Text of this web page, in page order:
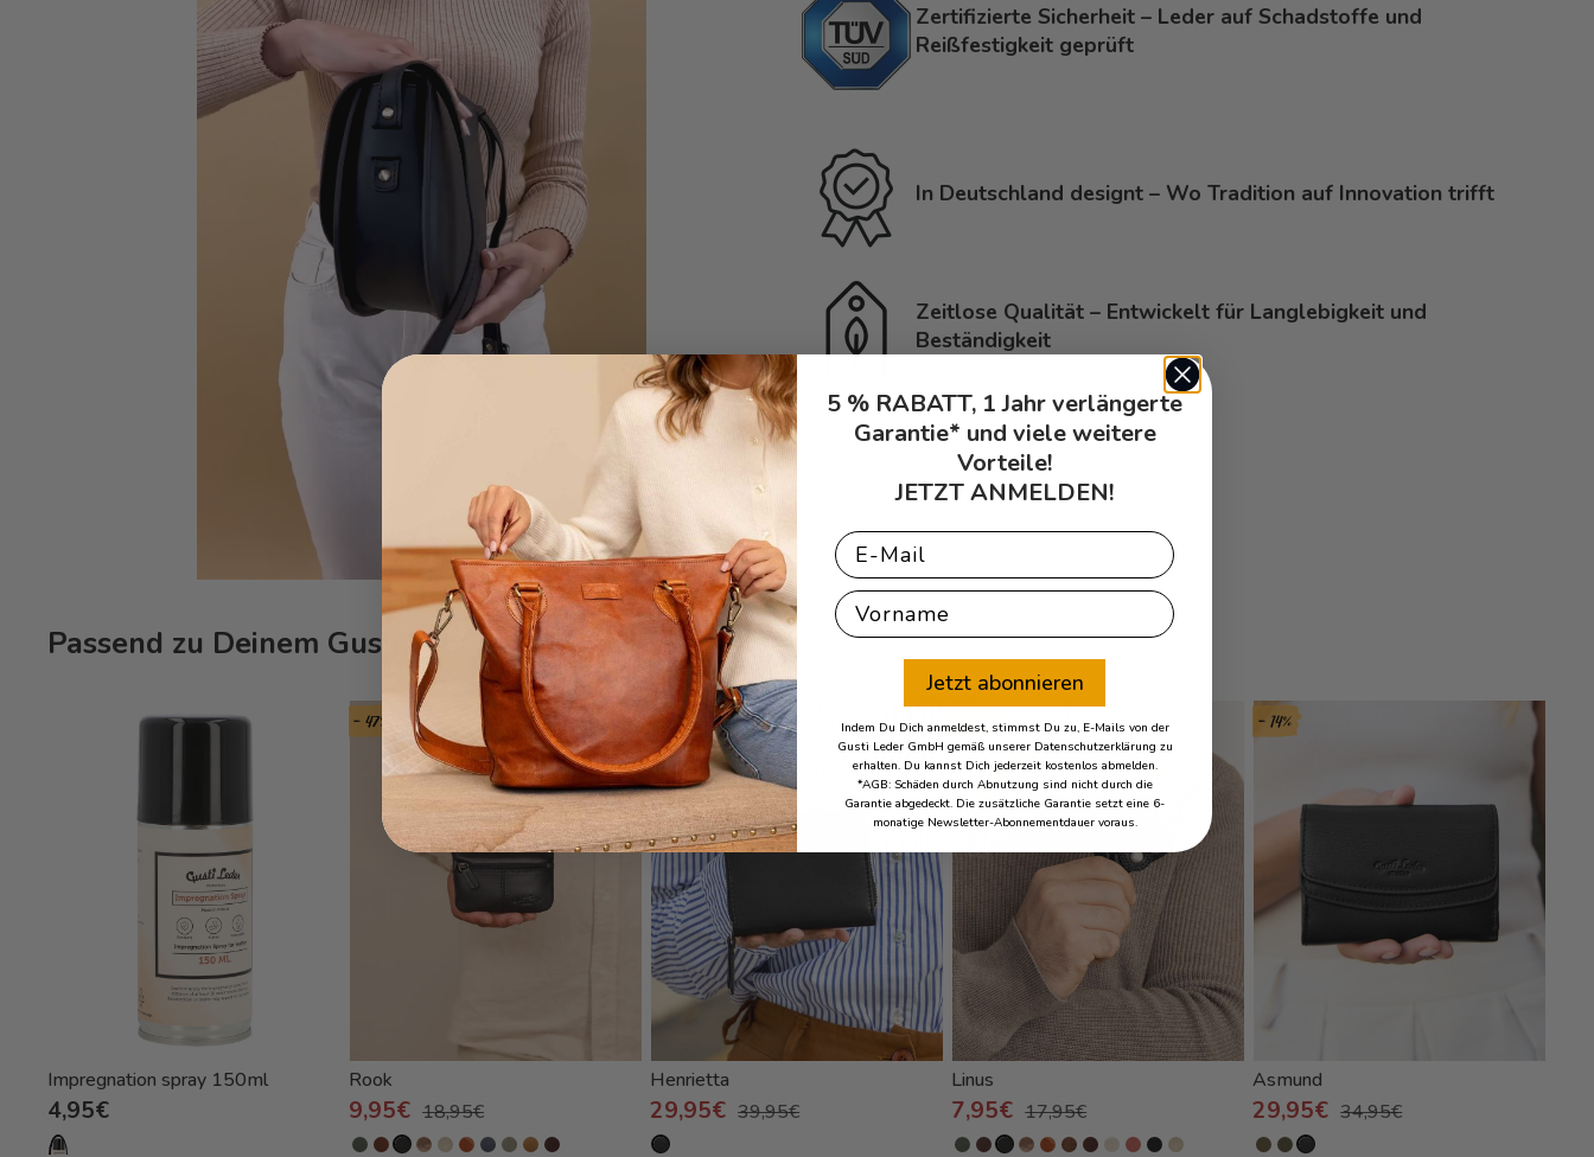
Zertifizierte Sicherheit – Leder auf Schadstoffe und
Reißfestigkeit geprüft
In Deutschland designt – Wo Tradition auf Innovation trifft
Zeitlose Qualität – Entwickelt für Langlebigkeit und
Beständigkeit
Passend zu Deinem Gusti Produkt Wiebke
Impregnation spray 150ml
4,95€
- 47%
Rook
9,95€ 18,95€
- 25%
Henrietta
29,95€ 39,95€
- 56%
Linus
7,95€ 17,95€
- 14%
Asmund
29,95€ 34,95€
5 % RABATT, 1 Jahr verlängerte
Garantie* und viele weitere
Vorteile!
JETZT ANMELDEN!
Email
First Name
Jetzt abonnieren
Indem Du Dich anmeldest, stimmst Du zu, E-Mails von der
Gusti Leder GmbH gemäß unserer Datenschutzerklärung zu
erhalten. Du kannst Dich jederzeit kostenlos abmelden.
*AGB: Schäden durch Abnutzung sind nicht durch die
Garantie abgedeckt. Die zusätzliche Garantie setzt eine 6-
monatige Newsletter-Abonnementdauer voraus.